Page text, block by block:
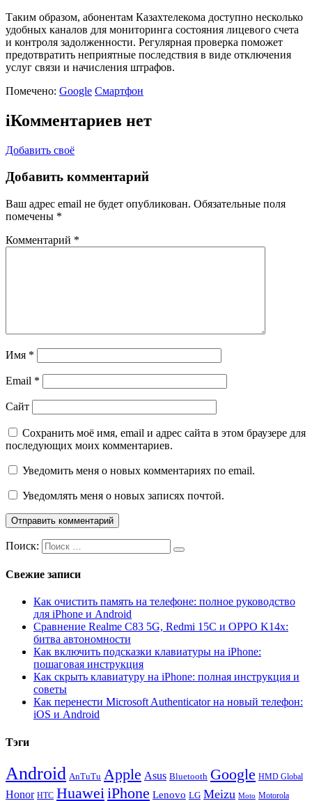
Таким образом, абонентам Казахтелекома доступно несколько
удобных каналов для мониторинга состояния лицевого счета
и контроля задолженности. Регулярная проверка поможет
предотвратить неприятные последствия в виде отключения
услуг связи и начисления штрафов.
Помечено: Google Смартфон
iКомментариев нет
Добавить своё
Добавить комментарий
Ваш адрес email не будет опубликован. Обязательные поля
помечены *
Комментарий *
Имя *
Email *
Сайт
Сохранить моё имя, email и адрес сайта в этом браузере для
последующих моих комментариев.
Уведомить меня о новых комментариях по email.
Уведомлять меня о новых записях почтой.
Поиск:
Свежие записи
Как очистить память на телефоне: полное руководство
для iPhone и Android
Сравнение Realme C83 5G, Redmi 15C и OPPO K14x:
битва автономности
Как включить подсказки клавиатуры на iPhone:
пошаговая инструкция
Как скрыть клавиатуру на iPhone: полная инструкция и
советы
Как перенести Microsoft Authenticator на новый телефон:
iOS и Android
Тэги
Android AnTuTu Apple Asus Bluetooth Google HMD Global
Honor HTC HuaweiiPhone Lenovo LG Meizu Moto Motorola